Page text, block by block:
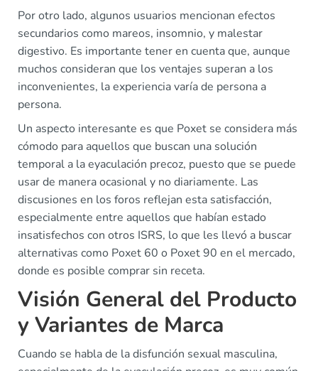
Por otro lado, algunos usuarios mencionan efectos
secundarios como mareos, insomnio, y malestar
digestivo. Es importante tener en cuenta que, aunque
muchos consideran que los ventajes superan a los
inconvenientes, la experiencia varía de persona a
persona.
Un aspecto interesante es que Poxet se considera más
cómodo para aquellos que buscan una solución
temporal a la eyaculación precoz, puesto que se puede
usar de manera ocasional y no diariamente. Las
discusiones en los foros reflejan esta satisfacción,
especialmente entre aquellos que habían estado
insatisfechos con otros ISRS, lo que les llevó a buscar
alternativas como Poxet 60 o Poxet 90 en el mercado,
donde es posible comprar sin receta.
Visión General del Producto
y Variantes de Marca
Cuando se habla de la disfunción sexual masculina,